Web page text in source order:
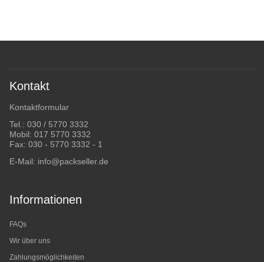
Kontakt
Kontaktformular
Tel.: 030 / 5770 3332
Mobil: 017 5770 3332
Fax: 030 - 5770 3332 - 1
E-Mail: info@packseller.de
Informationen
FAQs
Wir über uns
Zahlungsmöglichkeiten